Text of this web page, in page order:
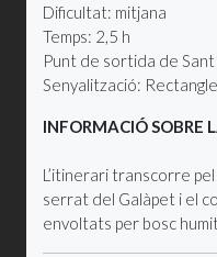
Dificultat: mitjana
Temps: 2,5 h
Punt de sortida de
Senyalització:
INFORMACIÓ SOBRE
L’itinerari transcorre pel
serrat del Galàpet i el
envoltats per bosc